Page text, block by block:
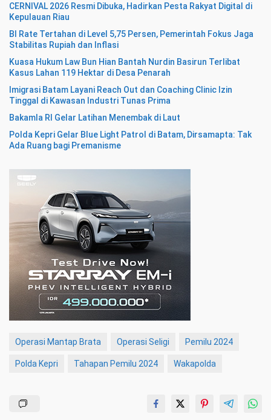
CERNIVAL 2026 Resmi Dibuka, Hadirkan Pesta Rakyat Digital di
Kepulauan Riau
BI Rate Tertahan di Level 5,75 Persen, Pemerintah Fokus Jaga
Stabilitas Rupiah dan Inflasi
Kuasa Hukum Law Bun Hian Bantah Nurdin Basirun Terlibat
Kasus Lahan 119 Hektar di Desa Penarah
Imigrasi Batam Layani Reach Out dan Coaching Clinic Izin
Tinggal di Kawasan Industri Tunas Prima
Bakamla RI Gelar Latihan Menembak di Laut
Polda Kepri Gelar Blue Light Patrol di Batam, Dirsamapta: Tak
Ada Ruang bagi Premanisme
Operasi Mantap Brata Operasi Seligi Pemilu 2024
Polda Kepri Tahapan Pemilu 2024 Wakapolda